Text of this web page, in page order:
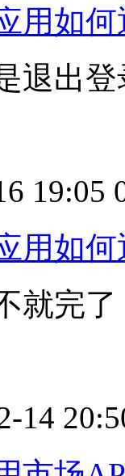
用如何
退出登
19:05
用如何
就完了
14